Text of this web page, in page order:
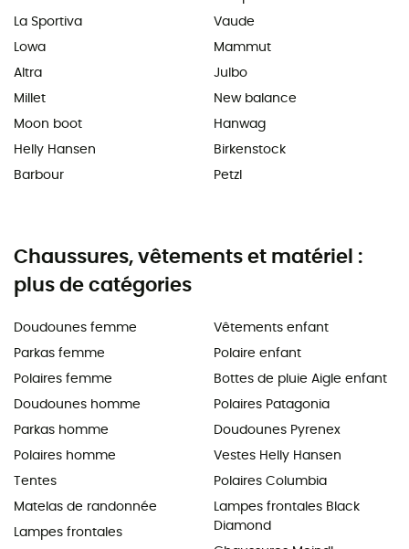
La Sportiva
Lowa
Altra
Millet
Moon boot
Helly Hansen
Barbour
Vaude
Mammut
Julbo
New balance
Hanwag
Birkenstock
Petzl
Chaussures, vêtements et matériel :
plus de catégories
Doudounes femme
Parkas femme
Polaires femme
Doudounes homme
Parkas homme
Polaires homme
Tentes
Matelas de randonnée
Lampes frontales
Vêtements enfant
Polaire enfant
Bottes de pluie Aigle enfant
Polaires Patagonia
Doudounes Pyrenex
Vestes Helly Hansen
Polaires Columbia
Lampes frontales Black
Diamond